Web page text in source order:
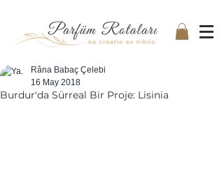
Burdur'da Sürreal Bir Proje: Lisinia
Râna Babaç Çelebi
16 May 2018